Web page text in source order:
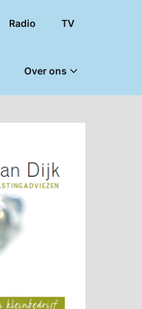
Radio TV
Over ons